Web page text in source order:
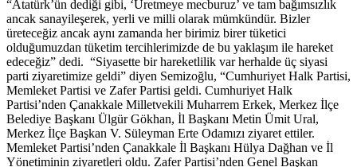
“Atatürk’ün dediği gibi, ‘Üretmeye mecburuz’ ve tam bağımsızlık
ancak sanayileşerek, yerli ve milli olarak mümkündür. Bizler
üreteceğiz ancak aynı zamanda her birimiz birer tüketici
olduğumuzdan tüketim tercihlerimizde de bu yaklaşım ile hareket
edeceğiz” dedi. “Siyasette bir hareketlilik var herhalde üç siyasi
parti ziyaretimize geldi” diyen Semizoğlu, “Cumhuriyet Halk Partisi,
Memleket Partisi ve Zafer Partisi geldi. Cumhuriyet Halk
Partisi’nden Çanakkale Milletvekili Muharrem Erkek, Merkez İlçe
Belediye Başkanı Ülgür Gökhan, İl Başkanı Metin Ümit Ural,
Merkez İlçe Başkan V. Süleyman Erte Odamızı ziyaret ettiler.
Memleket Partisi’nden Çanakkale İl Başkanı Hülya Dağhan ve İl
Yönetiminin ziyaretleri oldu. Zafer Partisi’nden Genel Başkan